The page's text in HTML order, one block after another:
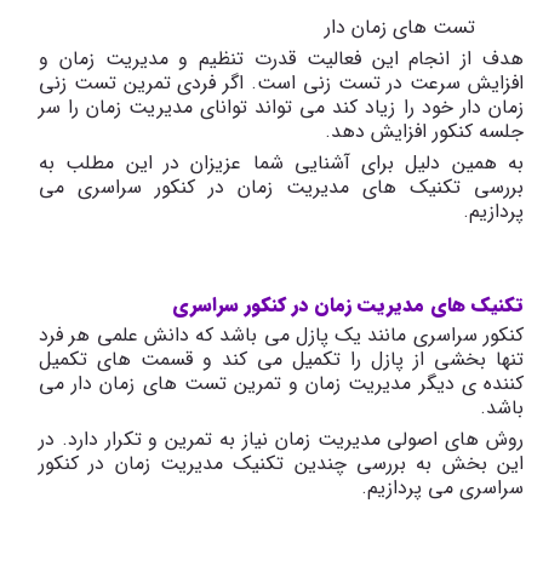
تست های زمان دار
هدف از انجام این فعالیت قدرت تنظیم و مدیریت زمان و
افزایش سرعت در تست زنی است. اگر فردی تمرین تست زنی
زمان دار خود را زیاد کند می تواند توانای مدیریت زمان را سر
جلسه کنکور افزایش دهد.
به همین دلیل برای آشنایی شما عزیزان در این مطلب به
بررسی تکنیک های مدیریت زمان در کنکور سراسری می
پردازیم.
تکنیک های مدیریت زمان در کنکور سراسری
کنکور سراسری مانند یک پازل می باشد که دانش علمی هر فرد
تنها بخشی از پازل را تکمیل می کند و قسمت های تکمیل
کننده ی دیگر مدیریت زمان و تمرین تست های زمان دار می
باشد.
روش های اصولی مدیریت زمان نیاز به تمرین و تکرار دارد. در
این بخش به بررسی چندین تکنیک مدیریت زمان در کنکور
سراسری می پردازیم.